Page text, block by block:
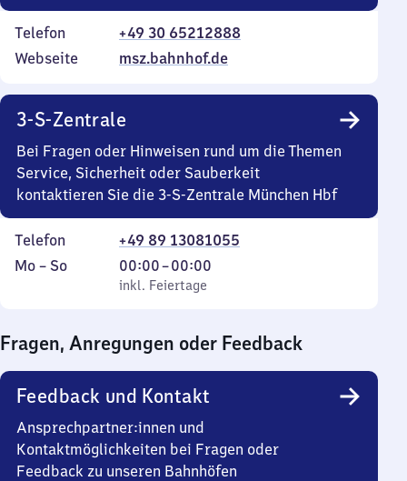
Telefon
+49 30 65212888
Webseite
msz.bahnhof.de
3-S-Zentrale
Bei Fragen oder Hinweisen rund um die Themen
Service, Sicherheit oder Sauberkeit
kontaktieren Sie die 3-S-Zentrale München Hbf
Telefon
+49 89 13081055
Montag
Mo – So,
inkl. Feiertage
00:00–00:00
Von
0
0
Uhr
inkl. Feiertage
Fragen, Anregungen oder Feedback
Feedback und Kontakt
Ansprechpartner:innen und
Kontaktmöglichkeiten bei Fragen oder
Feedback zu unseren Bahnhöfen